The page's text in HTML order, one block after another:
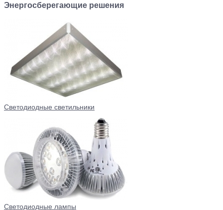
Энергосберегающие решения
Светодиодные светильники
Светодиодные лампы